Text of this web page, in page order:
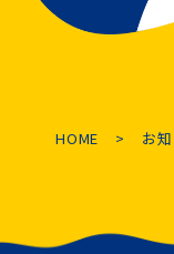
HOME お